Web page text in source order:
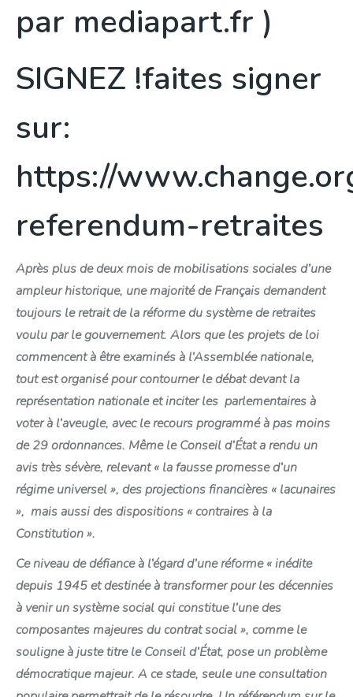
par mediapart.fr )
SIGNEZ !faites signer
sur:
https://
referendum-retraites
Après plus de deux mois de mobilisations sociales d’une
ampleur historique, une majorité de Français demandent
toujours le retrait de la réforme du système de retraites
voulu par le gouvernement. Alors que les projets de loi
commencent à être examinés à l’Assemblée nationale,
tout est organisé pour contourner le débat devant la
représentation nationale et inciter les parlementaires à
voter à l’aveugle, avec le recours programmé à pas moins
de 29 ordonnances. Même le Conseil d’État a rendu un
avis très sévère, relevant « la fausse promesse d’un
régime universel », des projections financières « lacunaires
», mais aussi des dispositions « contraires à la
Constitution ».
Ce niveau de défiance à l’égard d’une réforme « inédite
depuis 1945 et destinée à transformer pour les décennies
à venir un système social qui constitue l’une des
composantes majeures du contrat social », comme le
souligne à juste titre le Conseil d’État, pose un problème
démocratique majeur. A ce stade, seule une consultation